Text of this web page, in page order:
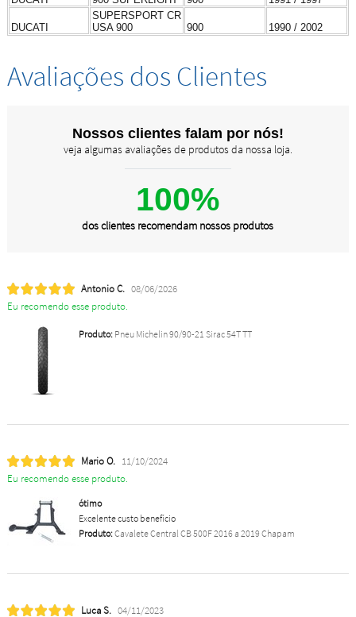
DUCATI
SUPERSPORT CR
USA 900
900 1990 / 2002
Avaliações dos Clientes
Nossos clientes falam por nós!
veja algumas avaliações de produtos da nossa loja.
100%
dos clientes recomendam nossos produtos
Antonio C. 08/06/2026
Eu recomendo esse produto.
Produto:Pneu Michelin 90/90-21 Sirac 54T TT
Mario O. 11/10/2024
Eu recomendo esse produto.
ótimo
Excelente custo benefício
Produto:Cavalete Central CB 500F 2016 a 2019 Chapam
Luca S. 04/11/2023